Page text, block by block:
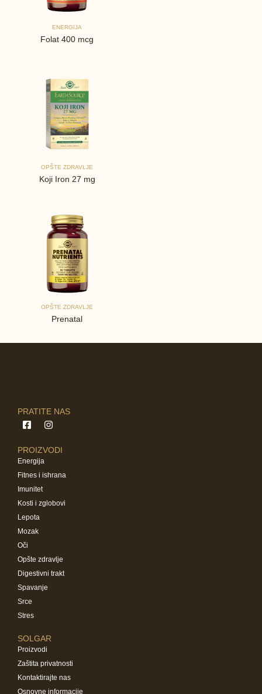
ENERGIJA
Folat 400 mcg
OPŠTE ZDRAVLJE
Koji Iron 27 mg
OPŠTE ZDRAVLJE
Prenatal
PRATITE NAS
PROIZVODI
Energija
Fitnes i ishrana
Imunitet
Kosti i zglobovi
Lepota
Mozak
Oči
Opšte zdravlje
Digestivni trakt
Spavanje
Srce
Stres
SOLGAR
Proizvodi
Zaštita privatnosti
Kontaktirajte nas
Osnovne informacije